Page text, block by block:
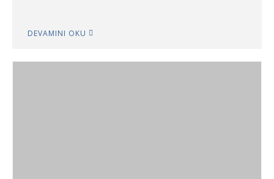
DEVAMINI OKU